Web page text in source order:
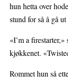
hun hetta over
stund for så å gå
«I’m a
kjøkkenet.
Rommet hun så